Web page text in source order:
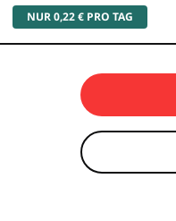
NUR 0,22 € PRO TAG